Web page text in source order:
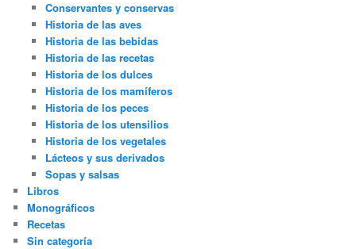
Conservantes y conservas
Historia de las aves
Historia de las bebidas
Historia de las recetas
Historia de los dulces
Historia de los mamíferos
Historia de los peces
Historia de los utensilios
Historia de los vegetales
Lácteos y sus derivados
Sopas y salsas
Libros
Monográficos
Recetas
Sin categoría